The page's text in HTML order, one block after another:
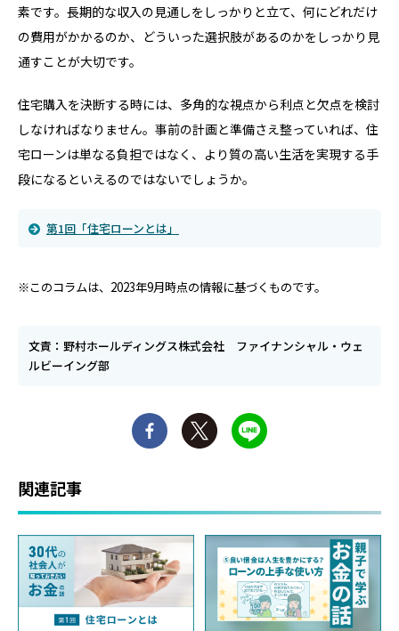
素です。長期的な収入の見通しをしっかりと立て、何にどれだけ
の費用がかかるのか、どういった選択肢があるのかをしっかり見
通すことが大切です。
住宅購入を決断する時には、多角的な視点から利点と欠点を検討
しなければなりません。事前の計画と準備さえ整っていれば、住
宅ローンは単なる負担ではなく、より質の高い生活を実現する手
段になるといえるのではないでしょうか。
第1回「住宅ローンとは」
※このコラムは、2023年9月時点の情報に基づくものです。
文責：野村ホールディングス株式会社 ファイナンシャル・ウェ
ルビーイング部
関連記事